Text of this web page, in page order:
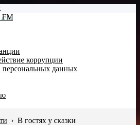
FM
коррупции
персональных данных
› В гостях у сказки